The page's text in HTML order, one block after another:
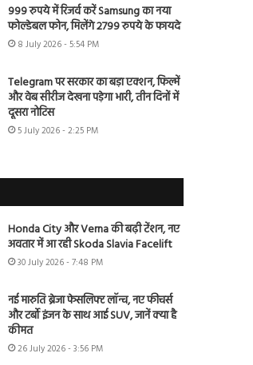
999 रुपये में रिजर्व करें Samsung का नया
फोल्डेबल फोन, मिलेंगे 2799 रुपये के फायदे
8 July 2026 - 5:54 PM
Telegram पर सरकार का बड़ा एक्शन, फिल्में
और वेब सीरीज देखना पड़ेगा भारी, तीन दिनों में
दूसरा नोटिस
5 July 2026 - 2:25 PM
Honda City और Verna की बढ़ी टेंशन, नए
अवतार में आ रही Skoda Slavia Facelift
30 July 2026 - 7:48 PM
नई मारुति ब्रेजा फेसलिफ्ट लॉन्च, नए फीचर्स
और टर्बो इंजन के साथ आई SUV, जानें क्या है
कीमत
26 July 2026 - 3:56 PM